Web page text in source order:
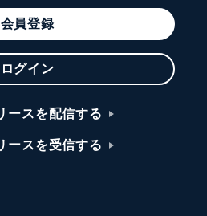
会員登録
ログイン
ースを配信する
ースを受信する